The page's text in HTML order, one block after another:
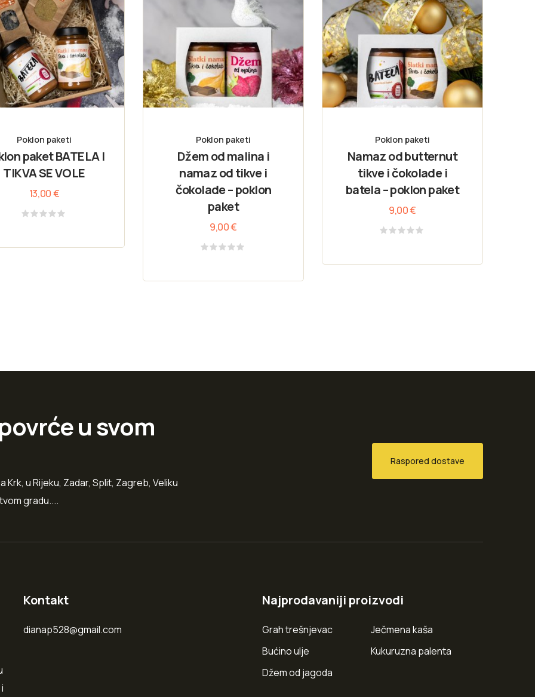
Poklon paketi
paket BATELA I
TIKVA SE VOLE
13,00€
Poklon paketi
Džem od malina i
namaz od tikve i
čokolade – poklon
paket
9,00€
Poklon paketi
Namaz od butternut
tikve i čokolade i
batela – poklon paket
9,00€
u svom
u Rijeku, Zadar, Split, Zagreb, Veliku
gradu....
Raspored dostave
Kontakt
dianap528@gmail.com
Najprodavaniji proizvodi
Grah trešnjevac
Bućino ulje
Džem od jagoda
Ječmena kaša
Kukuruzna palenta